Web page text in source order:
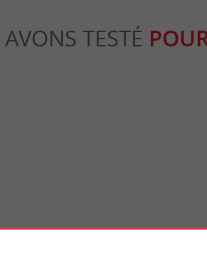
TESTÉ
historique son
Castillon-la-Bataille